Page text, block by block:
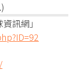
訊網」